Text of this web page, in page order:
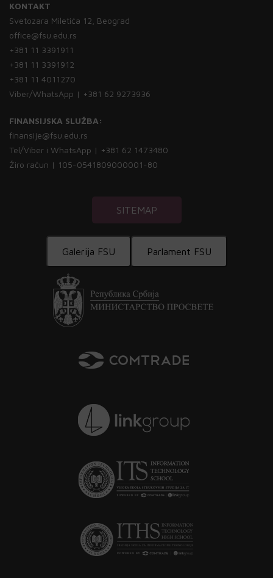
KONTAKT
Svetozara Miletića 12, Beograd
office@fsu.edu.rs
+381 11 3391911
+381 11 3391912
+381 11 4011270
Viber/WhatsApp | +381 62 9273936
FINANSIJSKA SLUŽBA:
finansije@fsu.edu.rs
Tel/Viber i WhatsApp | +381 62 1473480
Žiro račun | 105-0541809000001-80
SITEMAP
Galerija FSU Parlament FSU